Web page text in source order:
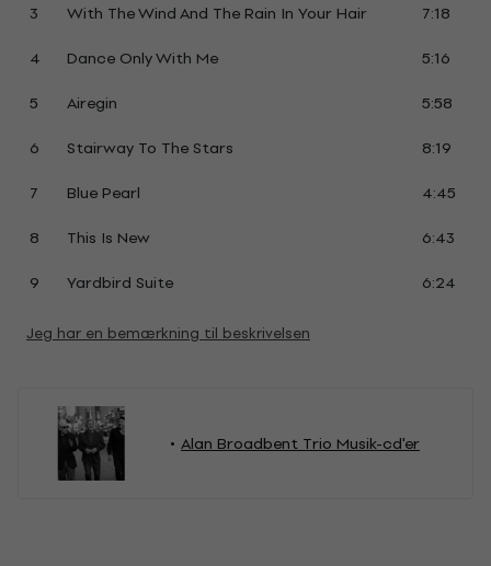
3
With The Wind And The Rain In Your Hair
7:18
4
Dance Only With Me
5:16
5
Airegin
5:58
6
Stairway To The Stars
8:19
7
Blue Pearl
4:45
8
This Is New
6:43
9
Yardbird Suite 6:24
Jeg har en bemærkning til beskrivelsen
Alan Broadbent Trio Musik-cd'er